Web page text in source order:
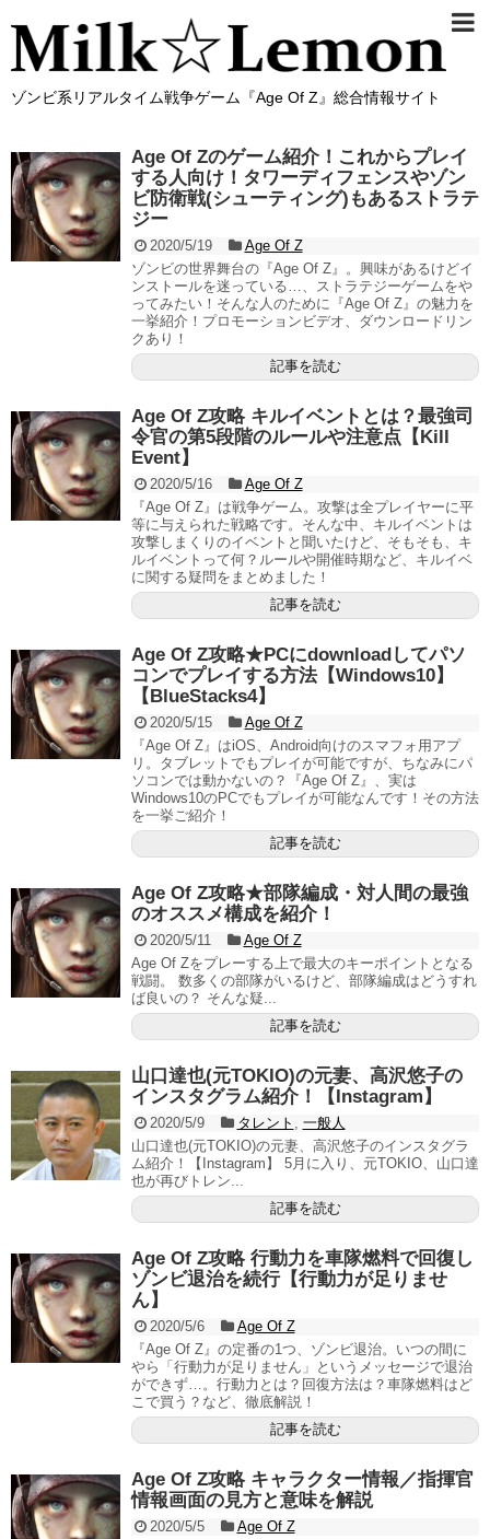
ゾンビ系リアルタイム戦争ゲーム『Age Of Z』総合情報サイト
Age Of Zのゲーム紹介！これからプレイ
する人向け！タワーディフェンスやゾン
ビ防衛戦(シューティング)もあるストラテ
ジー
2020/5/19
Age Of Z
ゾンビの世界舞台の『Age Of Z』。興味があるけどイ
ンストールを迷っている…、ストラテジーゲームをや
ってみたい！そんな人のために『Age Of Z』の魅力を
一挙紹介！プロモーションビデオ、ダウンロードリン
クあり！
記事を読む
Age Of Z攻略 キルイベントとは？最強司
令官の第5段階のルールや注意点【Kill
Event】
2020/5/16
Age Of Z
『Age Of Z』は戦争ゲーム。攻撃は全プレイヤーに平
等に与えられた戦略です。そんな中、キルイベントは
攻撃しまくりのイベントと聞いたけど、そもそも、キ
ルイベントって何？ルールや開催時期など、キルイベ
に関する疑問をまとめました！
記事を読む
Age Of Z攻略★PCにdownloadしてパソ
コンでプレイする方法【Windows10】
【BlueStacks4】
2020/5/15
Age Of Z
『Age Of Z』はiOS、Android向けのスマフォ用アプ
リ。タブレットでもプレイが可能ですが、ちなみにパ
ソコンでは動かないの？『Age Of Z』、実は
Windows10のPCでもプレイが可能なんです！その方法
を一挙ご紹介！
記事を読む
Age Of Z攻略★部隊編成・対人間の最強
のオススメ構成を紹介！
2020/5/11
Age Of Z
Age Of Zをプレーする上で最大のキーポイントとなる
戦闘。 数多くの部隊がいるけど、部隊編成はどうすれ
ば良いの？ そんな疑...
記事を読む
山口達也(元TOKIO)の元妻、高沢悠子の
インスタグラム紹介！【Instagram】
2020/5/9 タレント
一般人
山口達也(元TOKIO)の元妻、高沢悠子のインスタグラ
ム紹介！【Instagram】 5月に入り、元TOKIO、山口達
也が再びトレン...
記事を読む
Age Of Z攻略 行動力を車隊燃料で回復し
ゾンビ退治を続行【行動力が足りませ
ん】
2020/5/6
Age Of Z
『Age Of Z』の定番の1つ、ゾンビ退治。いつの間に
やら「行動力が足りません」というメッセージで退治
ができず…。行動力とは？回復方法は？車隊燃料はど
こで買う？など、徹底解説！
記事を読む
Age Of Z攻略 キャラクター情報／指揮官
情報画面の見方と意味を解説
2020/5/5
Age Of Z